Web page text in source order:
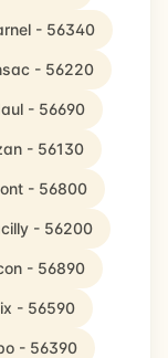
- 56340
- 56220
- 56690
- 56130
- 56800
- 56200
- 56890
- 56590
- 56390